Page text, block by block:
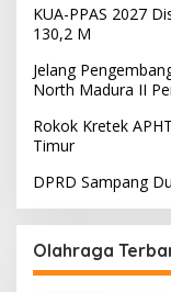
KUA-PPAS 2027
130,2 M
Jelang
North Madura II
Rokok Kretek
Timur
DPRD Sampang
Olahraga